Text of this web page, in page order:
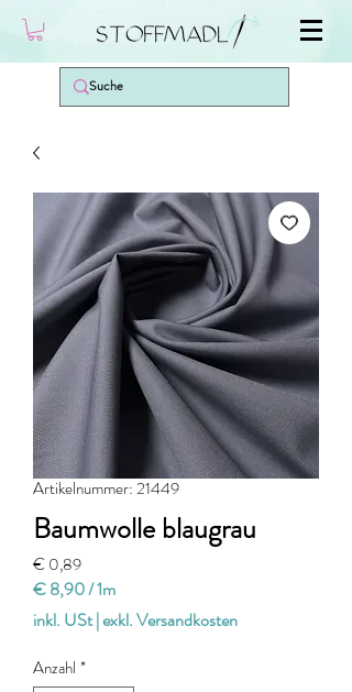
Artikelnummer: 21449
Baumwolle blaugrau
€ 0,89Preis
€ 8,90/1m
€ 8,90
pro
1
Meter
inkl. USt|exkl. Versandkosten
Anzahl *